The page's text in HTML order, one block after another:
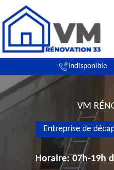
indisponible
VM
Entreprise de
Horaire: 07h-19h